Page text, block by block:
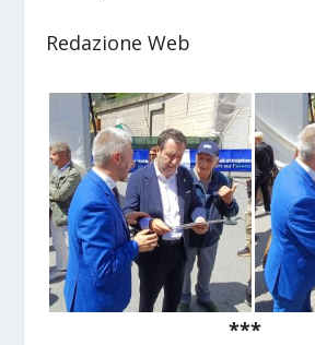
Redazione Web
***